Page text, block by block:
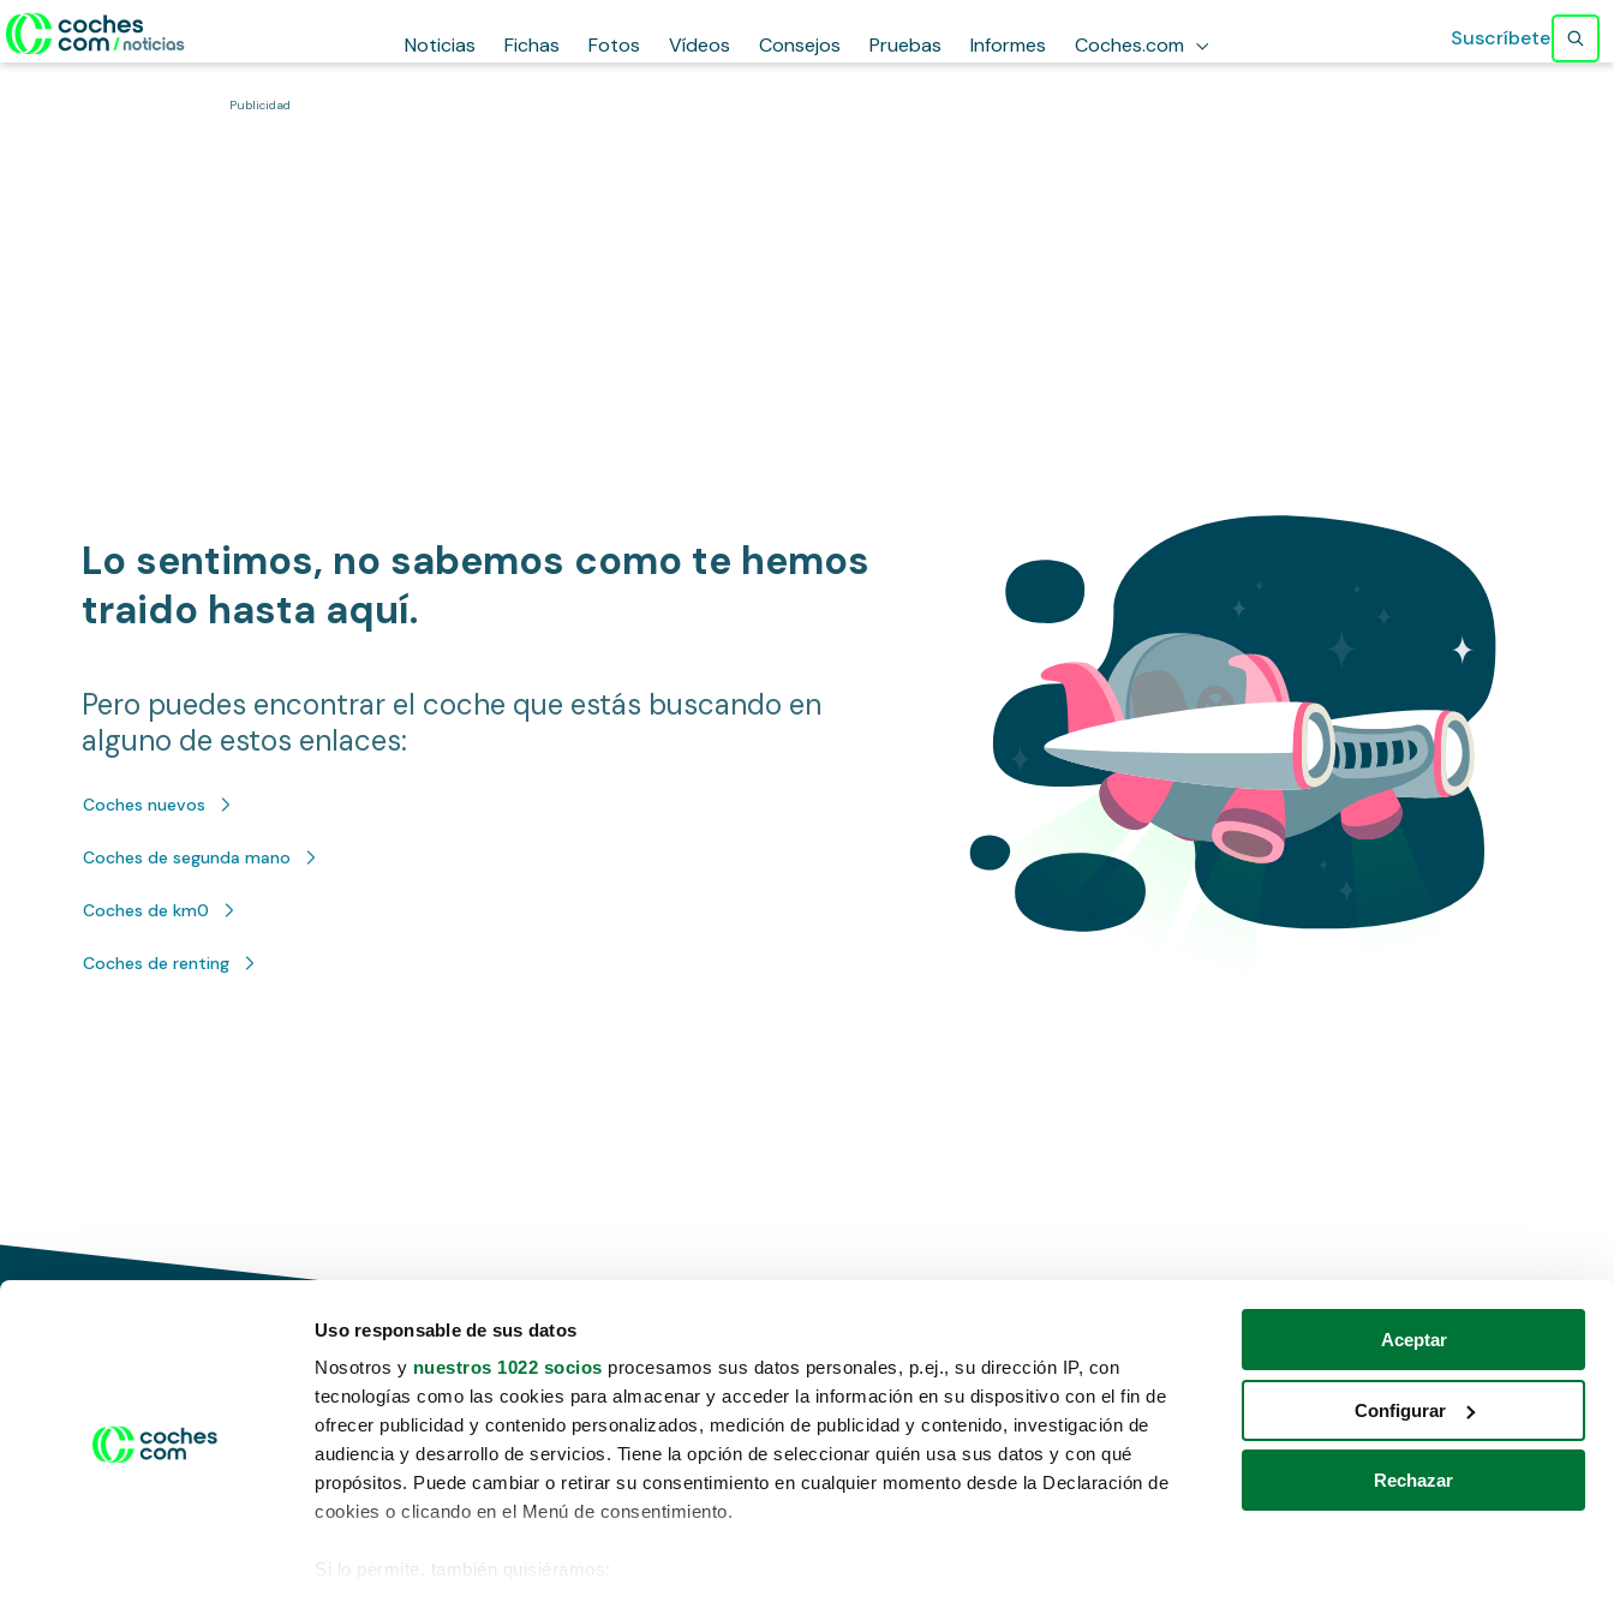
Uso responsable de sus datos
Nosotros y nuestros 1022 socios procesamos sus datos personales, p.ej., su dirección IP, con
tecnologías como las cookies para almacenar y acceder la información en su dispositivo con el fin de
ofrecer publicidad y contenido personalizados, medición de publicidad y contenido, investigación de
audiencia y desarrollo de servicios. Tiene la opción de seleccionar quién usa sus datos y con qué
propósitos. Puede cambiar o retirar su consentimiento en cualquier momento desde la Declaración de
cookies o clicando en el Menú de consentimiento.
Si lo permite, también quisiéramos:
Aceptar
Configurar
Rechazar
Noticias Fichas Fotos Vídeos Consejos Pruebas Informes Coches.com Suscríbete
Publicidad
Lo sentimos, no sabemos como te hemos
traido hasta aquí.
Pero puedes encontrar el coche que estás buscando en
alguno de estos enlaces:
Coches nuevos
Coches de segunda mano
Coches de km0
Coches de renting
Conduce tu futuro,
desata tu movilidad